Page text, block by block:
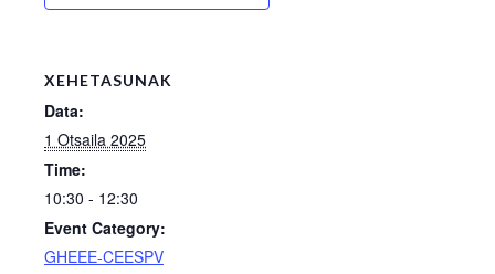
XEHETASUNAK
Data:
1 Otsaila 2025
Time:
10:30 - 12:30
Event Category:
GHEEE-CEESPV